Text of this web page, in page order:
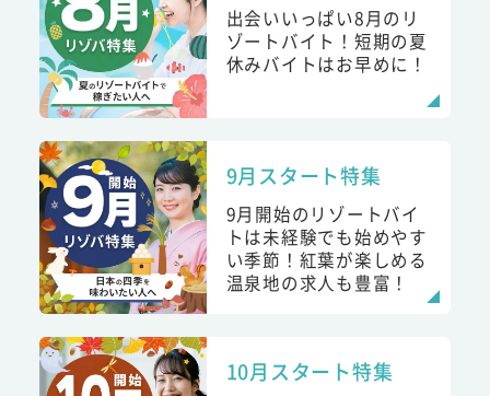
出会いいっぱい8月のリ
ゾートバイト！短期の夏
休みバイトはお早めに！
9月スタート特集
9月開始のリゾートバイ
トは未経験でも始めやす
い季節！紅葉が楽しめる
温泉地の求人も豊富！
10月スタート特集